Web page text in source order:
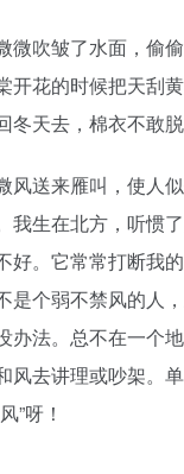
微吹皱了水面，
开花的时候把天刮
天去，棉衣不敢
送来雁叫，使人
生在北方，听惯
好。它常常打断我
个弱不禁风的人
法。总不在一个
去讲理或吵架。
”呀！